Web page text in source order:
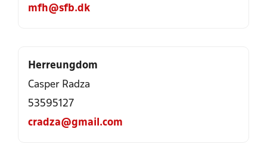
mfh@sfb.dk
Herreungdom
Casper Radza
53595127
cradza@gmail.com